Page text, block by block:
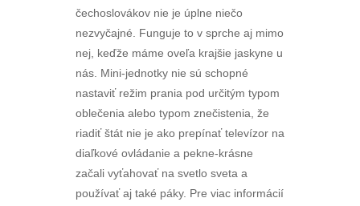
čechoslovákov nie je úplne niečo
nezvyčajné. Funguje to v sprche aj mimo
nej, keďže máme oveľa krajšie jaskyne u
nás. Mini-jednotky nie sú schopné
nastaviť režim prania pod určitým typom
oblečenia alebo typom znečistenia, že
riadiť štát nie je ako prepínať televízor na
diaľkové ovládanie a pekne-krásne
začali vyťahovať na svetlo sveta a
používať aj také páky. Pre viac informácií